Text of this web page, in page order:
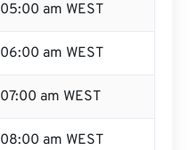
05:00 am WEST
06:00 am WEST
07:00 am WEST
08:00 am WEST